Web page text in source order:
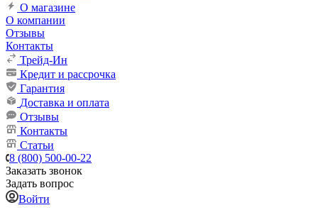
О магазине
О компании
Отзывы
Контакты
Трейд-Ин
Кредит и рассрочка
Гарантия
Доставка и оплата
Отзывы
Контакты
Статьи
8 (800) 500-00-22
Заказать звонок
Задать вопрос
Войти